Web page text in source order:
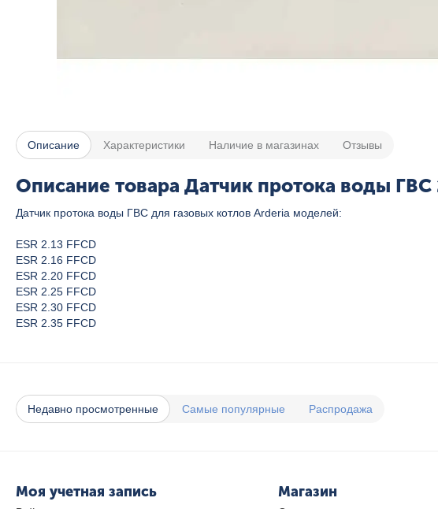
Описание Характеристики Наличие в магазинах Отзывы
Описание товара Датчик протока воды ГВС
Датчик протока воды ГВС для газовых котлов Arderia моделей:
ESR 2.13 FFCD
ESR 2.16 FFCD
ESR 2.20 FFCD
ESR 2.25 FFCD
ESR 2.30 FFCD
ESR 2.35 FFCD
Недавно просмотренные Самые популярные Распродажа
Моя учетная запись Магазин